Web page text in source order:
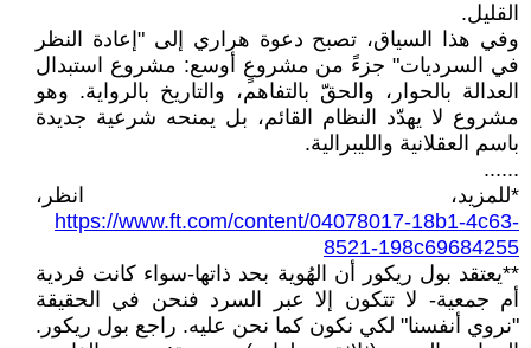
القليل.
وفي هذا السياق، تصبح دعوة هراري إلى "إعادة النظر
في السرديات" جزءً من مشروعٍ أوسع: مشروع استبدال
العدالة بالحوار، والحقّ بالتفاهم، والتاريخ بالرواية. وهو
مشروع لا يهدّد النظام القائم، بل يمنحه شرعية جديدة
باسم العقلانية والليبرالية.
......
*للمزيد، انظر،
https://www.ft.com/content/04078017-18b1-4c63-
8521-198c69684255
**يعتقد بول ريكور أن الهُوية بحد ذاتها-سواء كانت فردية
أم جمعية- لا تتكون إلا عبر السرد فنحن في الحقيقة
"نروي أنفسنا" لكي نكون كما نحن عليه. راجع بول ريكور.